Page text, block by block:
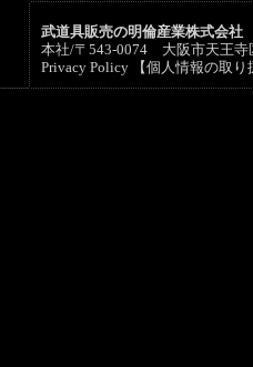
武道具販売の明倫産業株式会社
本社/〒543-0074 大阪市天王
Privacy Policy 【個人情報の取り